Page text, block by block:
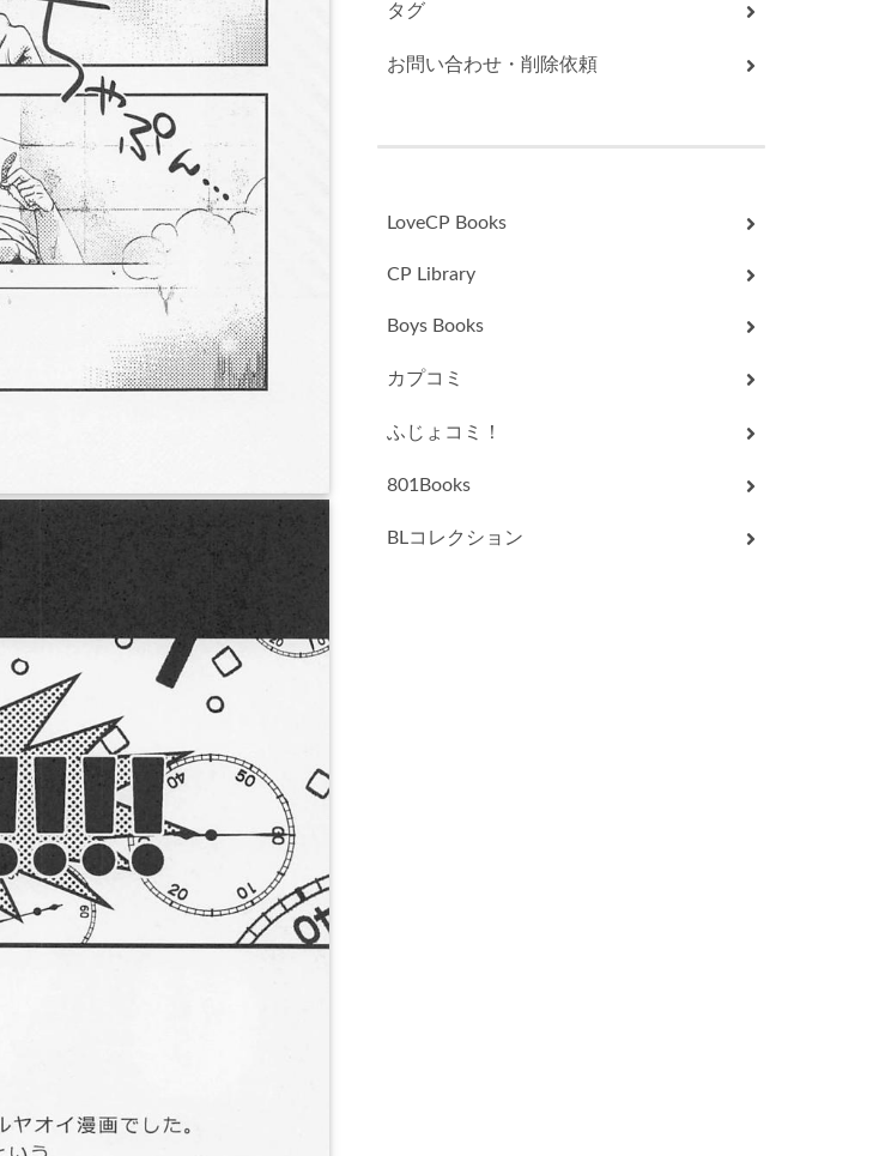
タグ
お問い合わせ・削除依頼
LoveCP Books
CP Library
Boys Books
カプコミ
ふじょコミ！
801Books
BLコレクション